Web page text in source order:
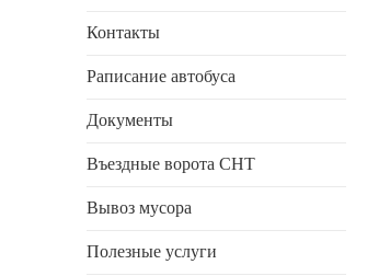
Контакты
Раписание автобуса
Документы
Въездные ворота СНТ
Вывоз мусора
Полезные услуги